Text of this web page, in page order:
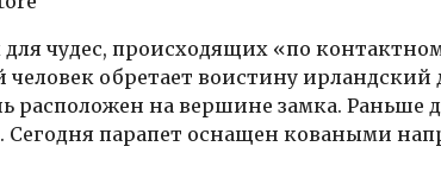
чудес, происходящих «по
человек обретает воистину
расположен на вершине замка. Раньше
Сегодня парапет оснащен коваными